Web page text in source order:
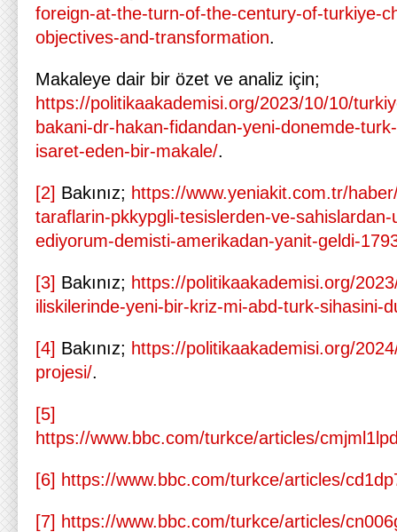
foreign-at-the-turn-of-the-century-of-turkiye-
objectives-and-transformation.
Makaleye dair bir özet ve analiz için;
https://politikaakademisi.org/2023/10/10/
bakani-dr-hakan-fidandan-yeni-donemde-
isaret-eden-bir-makale/.
[2] Bakınız; https://www.yeniakit.com.tr/
taraflarin-pkkypgli-tesislerden-ve-
ediyorum-demisti-amerikadan-yanit-geldi-
[3] Bakınız; https://politikaakademisi.org/
iliskilerinde-yeni-bir-kriz-mi-abd-turk-sihasini-
[4] Bakınız; https://politikaakademisi.org/
projesi/.
[5]
https://www.bbc.com/turkce/articles/
[6] https://www.bbc.com/turkce/articles/
[7] https://www.bbc.com/turkce/articles/